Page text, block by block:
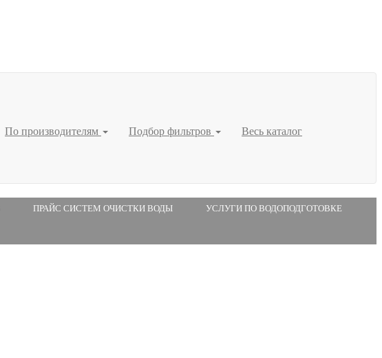
По производителям Подбор фильтров Весь каталог
ПРАЙС СИСТЕМ ОЧИСТКИ ВОДЫ УСЛУГИ ПО ВОДОПОДГОТОВКЕ